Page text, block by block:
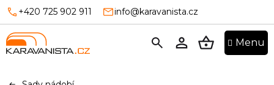
Přejít
obsah
+420 725 902 911 info@karavanista.cz